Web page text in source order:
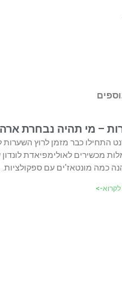
– מי תהיה נבחרת
התחילו כבר מזמן לרוץ
מכשירים לאולימפיאדת
כמה מונטאז'ים עם ספקולציות.
>